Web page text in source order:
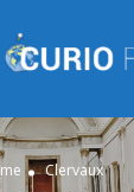
Clervaux